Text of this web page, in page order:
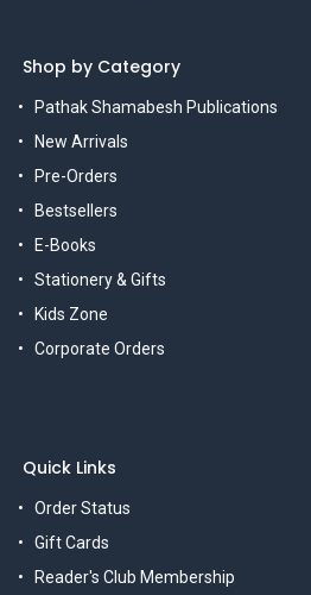
Shop by Category
Pathak Shamabesh Publications
New Arrivals
Pre-Orders
Bestsellers
E-Books
Stationery & Gifts
Kids Zone
Corporate Orders
Quick Links
Order Status
Gift Cards
Reader's Club Membership